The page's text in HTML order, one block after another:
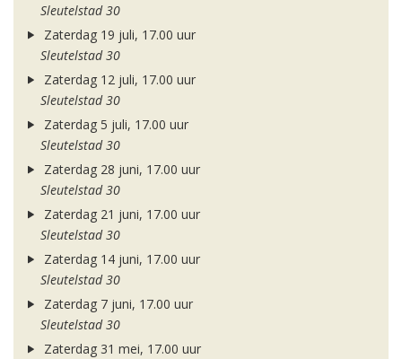
Sleutelstad 30
Zaterdag 19 juli, 17.00 uur
Sleutelstad 30
Zaterdag 12 juli, 17.00 uur
Sleutelstad 30
Zaterdag 5 juli, 17.00 uur
Sleutelstad 30
Zaterdag 28 juni, 17.00 uur
Sleutelstad 30
Zaterdag 21 juni, 17.00 uur
Sleutelstad 30
Zaterdag 14 juni, 17.00 uur
Sleutelstad 30
Zaterdag 7 juni, 17.00 uur
Sleutelstad 30
Zaterdag 31 mei, 17.00 uur